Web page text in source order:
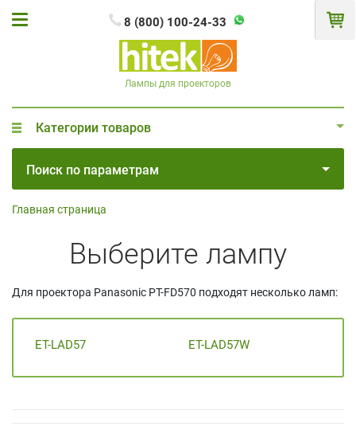
8 (800) 100-24-33
Лампы для проекторов
Категории товаров
Поиск по параметрам
Главная страница
Выберите лампу
Для проектора Panasonic PT-FD570 подходят несколько ламп:
ET-LAD57 ET-LAD57W